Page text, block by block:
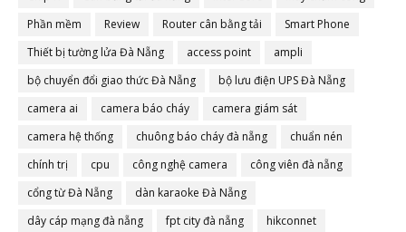
Phần mềm
Review Router cân bằng tải
Smart Phone
Thiết bị tường lửa Đà Nẵng
access point
ampli
bộ chuyển đổi giao thức Đà Nẵng
bộ lưu điện UPS Đà Nẵng
camera ai
camera báo cháy
camera giám sát
camera hệ thống
chuông báo cháy đà nẵng
chuẩn nén
chính trị
cpu công nghệ camera
công viên đà nẵng
cổng từ Đà Nẵng
dàn karaoke Đà Nẵng
dây cáp mạng đà nẵng
fpt city đà nẵng
hikconnet